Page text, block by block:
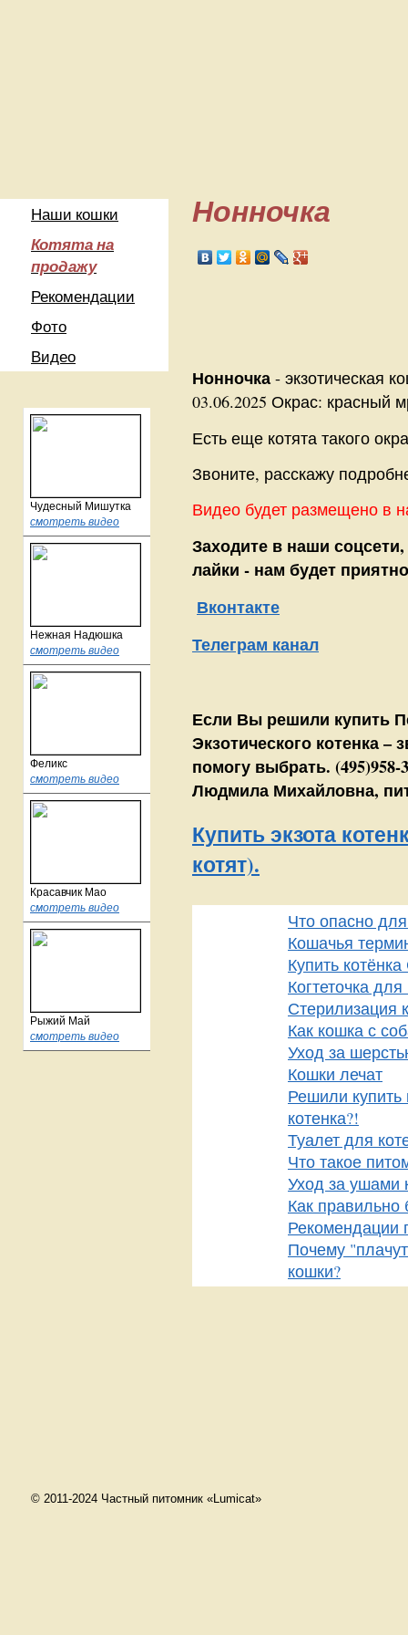
Наши кошки
Котята на
продажу
Рекомендации
Фото
Видео
Чудесный Мишутка
смотреть видео
Нежная Надюшка
смотреть видео
Феликс
смотреть видео
Красавчик Мао
смотреть видео
Рыжий Май
смотреть видео
Нонночка
Нонночка - экзотическая
03.06.2025 Окрас: красный
Есть еще котята такого
Звоните, расскажу
Видео будет размещено в
Заходите в наши
лайки - нам будет
Вконтакте
Телеграм канал
Если Вы решили купить
Экзотического котенка –
помогу выбрать. (495)958-
Людмила Михайловна,
Купить экзота
котят).
Что опасно
Кошачья
Купить
Когтеточка для
Стерилизация
Как кошка с
Уход за
Кошки лечат
Решили купить
котенка?!
Туалет для
Что такое
Уход за ушами
Как правильно
Рекомендации
Почему
кошки?
© 2011-2024 Частный питомник «Lumicat»